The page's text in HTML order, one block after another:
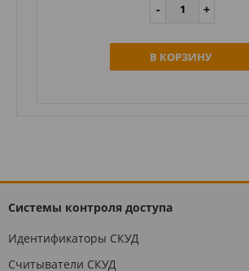
В КОРЗИНУ
Системы контроля доступа
Идентификаторы СКУД
Считыватели СКУД